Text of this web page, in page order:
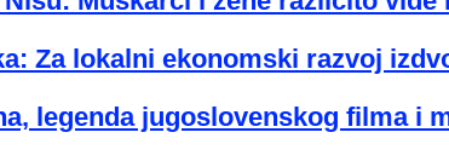
Za lokalni ekonomski razvoj
legenda jugoslovenskog filma i